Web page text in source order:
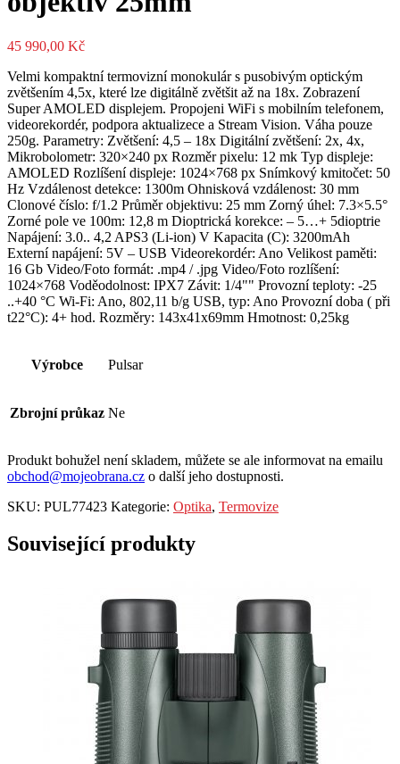
45 990,00 Kč
Velmi kompaktní termovizní monokulár s pusobivým optickým
zvětšením 4,5x, které lze digitálně zvětšit až na 18x. Zobrazení
Super AMOLED displejem. Propojeni WiFi s mobilním telefonem,
videorekordér, podpora aktualizece a Stream Vision. Váha pouze
250g. Parametry: Zvětšení: 4,5 – 18x Digitální zvětšení: 2x, 4x,
Mikrobolometr: 320×240 px Rozměr pixelu: 12 mk Typ displeje:
AMOLED Rozlíšení displeje: 1024×768 px Snímkový kmitočet: 50
Hz Vzdálenost detekce: 1300m Ohnisková vzdálenost: 30 mm
Clonové číslo: f/1.2 Průměr objektivu: 25 mm Zorný úhel: 7.3×5.5°
Zorné pole ve 100m: 12,8 m Dioptrická korekce: – 5…+ 5dioptrie
Napájení: 3.0.. 4,2 APS3 (Li-ion) V Kapacita (C): 3200mAh
Externí napájení: 5V – USB Videorekordér: Ano Velikost paměti:
16 Gb Video/Foto formát: .mp4 / .jpg Video/Foto rozlíšení:
1024×768 Voděodolnost: IPX7 Závit: 1/4"" Provozní teploty: -25
..+40 °C Wi-Fi: Ano, 802,11 b/g USB, typ: Ano Provozní doba ( při
t22°C): 4+ hod. Rozměry: 143x41x69mm Hmotnost: 0,25kg
Výrobce Pulsar
Zbrojní průkaz Ne
Produkt bohužel není skladem, můžete se ale informovat na emailu
obchod@mojeobrana.cz o další jeho dostupnosti.
SKU: PUL77423 Kategorie: Optika, Termovize
Související produkty